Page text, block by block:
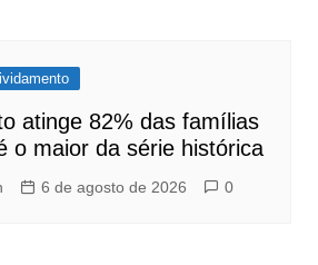
atinge 82% das famílias
o maior da série histórica
6 de agosto de 2026 0